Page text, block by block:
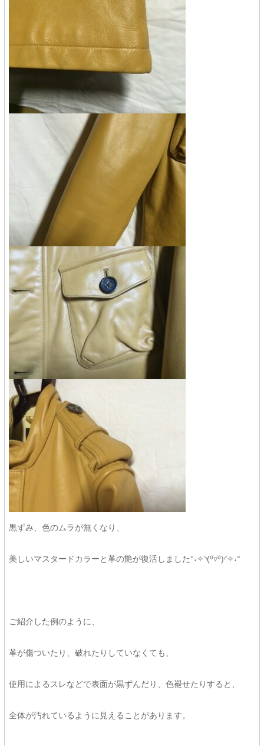
黒ずみ、色のムラが無くなり、
美しいマスタードカラーと革の艶が復活しました°˖✧◝(⁰▿⁰)◜✧˖°
ご紹介した例のように、
革が傷ついたり、破れたりしていなくても、
使用によるスレなどで表面が黒ずんだり、色褪せたりすると、
全体が汚れているように見えることがあります。